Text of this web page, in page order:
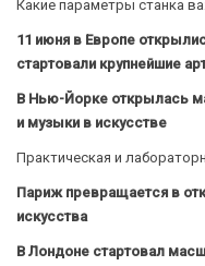
Какие параметры станка
11 июня в Европе
стартовали крупнейшие
В Нью-Йорке открылась
и музыки в искусстве
Практическая и
Париж превращается в
искусства
В Лондоне стартовал